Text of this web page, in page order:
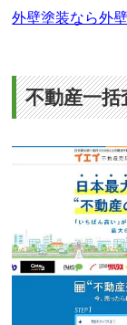
外壁塗装なら外
不動産一括